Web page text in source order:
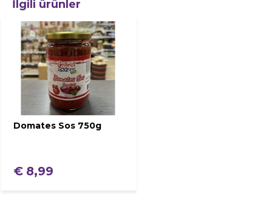
İlgili ürünler
Domates Sos 750g
€ 8,99